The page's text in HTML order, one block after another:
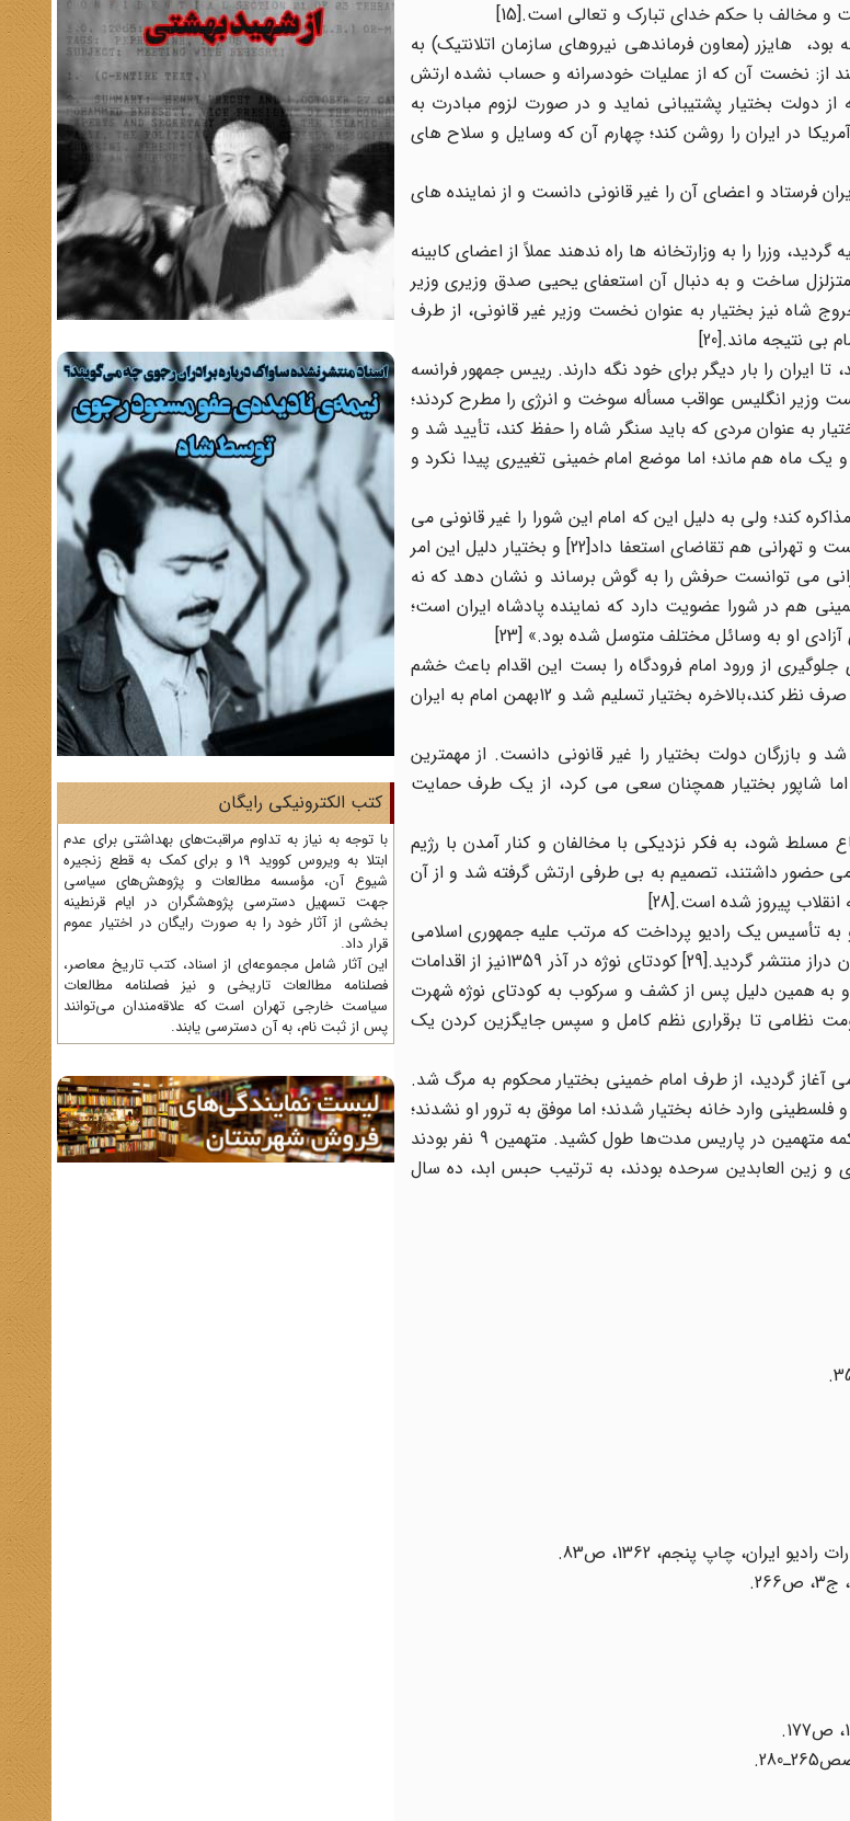
و مخالف با حکم خدای تبارک و تعالی است.[15]
گرفته بود، هایزر (معاون فرماندهی نیروهای سازمان اتلانتیک) به
عبارتند از: نخست آن که از عملیات خودسرانه و حساب نشده ارتش
ارتش را موظف سازند که از دولت بختیار پشتیبانی نماید و در صورت لزوم مبادرت به
در ایران را روشن کند؛ چهارم آن که وسایل و سلاح های
پیامی در 9 ماده برای مردم و ملت ایران فرستاد و اعضای آن را غیر قانونی دانست و از نماینده های
وزرا را به وزارتخانه ها راه ندهند عملاً از اعضای کابینه
ساخت و به دنبال آن استعفای یحیی صدق وزیری وزیر
شاه نیز بختیار به عنوان نخست وزیر غیر قانونی، از طرف
نتیجه ماند.[20]
تا ایران را بار دیگر برای خود نگه دارند. رییس جمهور فرانسه
وزیر انگلیس عواقب مسأله سوخت و انرژی را مطرح کردند؛
به عنوان مردی که باید سنگر شاه را حفظ کند، تأیید شد و
یک ماه هم ماند؛ اما موضع امام خمینی تغییری پیدا نکرد و
کند؛ ولی به دلیل این که امام این شورا را غیر قانونی می
دانست، از قبول این ملاقات خودداری کرد و شرط ملاقات را استعفای تهرانی دانست و تهرانی هم تقاضای استعفا داد[22] و بختیار دلیل این امر
می توانست حرفش را به گوش برساند و نشان دهد که نه
در شورا عضویت دارد که نماینده پادشاه ایران است؛
او به وسائل مختلف متوسل شده بود.» [23]
از ورود امام فرودگاه را بست این اقدام باعث خشم
مردم شد. مردم به خیابان ها ریختند[24] و از بختیار خواستند که از تصمیم خود صرف نظر کند،بالاخره بختیار تسلیم شد و 12بهمن امام به ایران
شد و بازرگان دولت بختیار را غیر قانونی دانست. از مهمترین
اما شاپور بختیار همچنان سعی می کرد، از یک طرف حمایت
شود، به فکر نزدیکی با مخالفان و کنار آمدن با رژیم
نظامی حضور داشتند، تصمیم به بی طرفی ارتش گرفته شد و از آن
پیروز شده است.[28]
تأسیس یک رادیو پرداخت که مرتب علیه جمهوری اسلامی
مطالبی پخش می کرد و دو روزنامه‌ نهضت و قیام ایران را راه انداخت که سالیان دراز منتشر گردید.[29] کودتای نوژه در آذر 1359نیز از اقدامات
و به همین دلیل پس از کشف و سرکوب به کودتای نوژه شهرت
نظامی تا برقراری نظم کامل و سپس جایگزین کردن یک
آغاز گردید، از طرف امام خمینی بختیار محکوم به مرگ شد.
و فلسطینی وارد خانه بختیار شدند؛ اما موفق به ترور او نشدند؛
اما او در 15 مرداد 1370ش. به طرز فجیعی در خانه خود به قتل رسید.[32] محاکمه متهمین در پاریس مدت‌ها طول کشید. متهمین 9 نفر بودند
و زین العابدین سرحده بودند، به ترتیب حبس ابد، ده سال
کتب الکترونیکی رایگان
با توجه به نیاز به تداوم مراقبت‌های بهداشتی برای عدم
ابتلا به ویروس کووید 19 و برای کمک به قطع زنجیره
شیوع آن، مؤسسه مطالعات و پژوهش‌های سیاسی
جهت تسهیل دسترسی پژوهشگران در ایام قرنطینه
بخشی از آثار خود را به صورت رایگان در اختیار عموم
قرار داد.
این آثار شامل مجموعه‌ای از اسناد، کتب تاریخ معاصر،
فصلنامه‌ مطالعات تاریخی و نیز فصلنامه مطالعات
سیاست خارجی تهران است که علاقه‌مندان می‌توانند
پس از ثبت نام، به آن دسترسی یابند.